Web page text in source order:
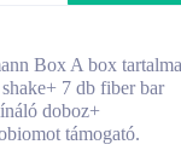
Box A box
7 db fiber bar
doboz+
támogató.